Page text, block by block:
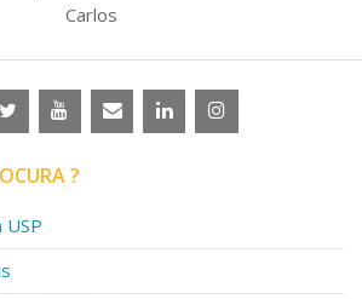
Carlos
?